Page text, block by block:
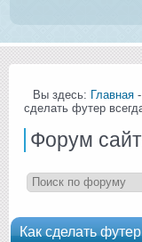
Вы здесь: Главная -
сделать футер
Форум
Как сделать